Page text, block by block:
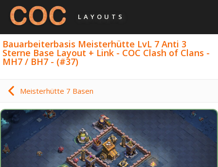
LAYOUTS
Bauarbeiterbasis Meisterhütte LvL 7 Anti 3
Sterne Base Layout + Link - COC Clash of Clans -
MH7 / BH7 - (#37)
Meisterhütte 7 Basen